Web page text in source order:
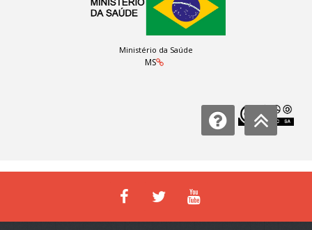
Ministério da Saúde
MS
Licença: